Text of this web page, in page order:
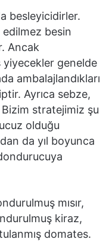
besleyicidirler.
besin
Ancak
yiyecekler genelde
ambalajlandıkları
Ayrıca sebze,
stratejimiz şu
olduğu
da yıl boyunca
mısır,
kiraz,
domates.